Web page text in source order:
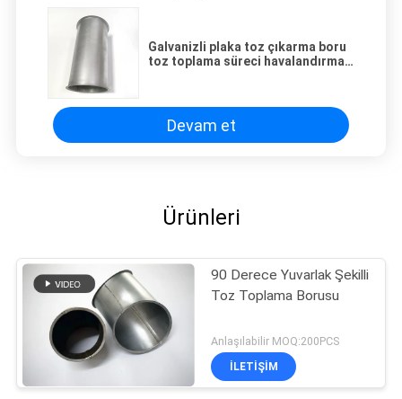
Galvanizli plaka toz çıkarma boru
toz toplama süreci havalandırma
Devam et
Ürünleri
90 Derece Yuvarlak Şekilli
Toz Toplama Borusu
Anlaşılabilir MOQ:200PCS
İLETIŞIM